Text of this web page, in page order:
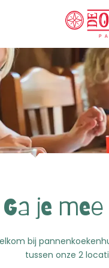
Ga je
bij
tussen onze 2